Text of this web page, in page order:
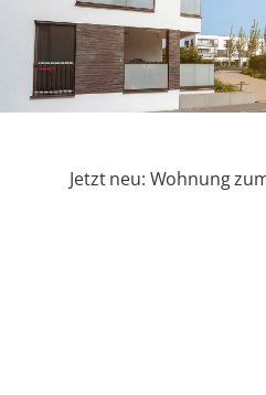
Jetzt neu: Wohnung